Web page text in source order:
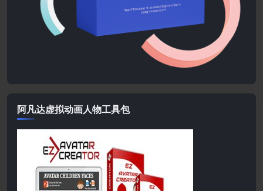
阿凡达虚拟动画人物工具包